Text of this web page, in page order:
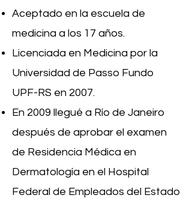
Aceptado en la escuela de
medicina a los 17 años.
Licenciada en Medicina por la
Universidad de Passo Fundo
UPF-RS en 2007.
En 2009 llegué a Río de Janeiro
después de aprobar el examen
de Residencia Médica en
Dermatología en el Hospital
Federal de Empleados del Estado